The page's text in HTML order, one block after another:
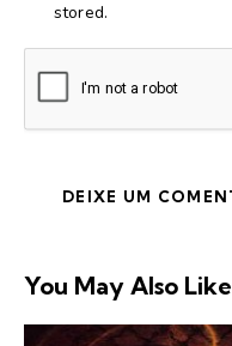
stored.
You May Also Like